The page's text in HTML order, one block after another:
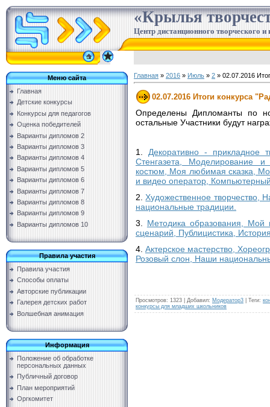
«Крылья
Центр дистанционного творческого и
Меню сайта
Главная
Детские конкурсы
Конкурсы для педагогов
Оценка победителей
Варианты дипломов 2
Варианты дипломов 3
Варианты дипломов 4
Варианты дипломов 5
Варианты дипломов 6
Варианты дипломов 7
Варианты дипломов 8
Варианты дипломов 9
Варианты дипломов 10
Правила участия
Правила участия
Способы оплаты
Авторские публикации
Галерея детских работ
Волшебная анимация
Информация
Положение об обработке
персональных данных
Публичный договор
План мероприятий
Оргкомитет
Главная » 2016 » Июль » 2 » 02.07.2016
02.07.2016 Итоги конкурса
Определены Дипломанты по
остальные Участники будут
1. Декоративно - прикладное
Стенгазета, Моделирование
костюм, Моя любимая сказка,
и видео оператор,
2. Художественное творчество,
национальные традиции.
3. Методика образования, Мой
сценарий, Публицистика,
4. Актерское мастерство,
Розовый слон, Наши
Просмотров: 1323 Добавил: Модератор3 Теги:
конкурсы для младших школьников